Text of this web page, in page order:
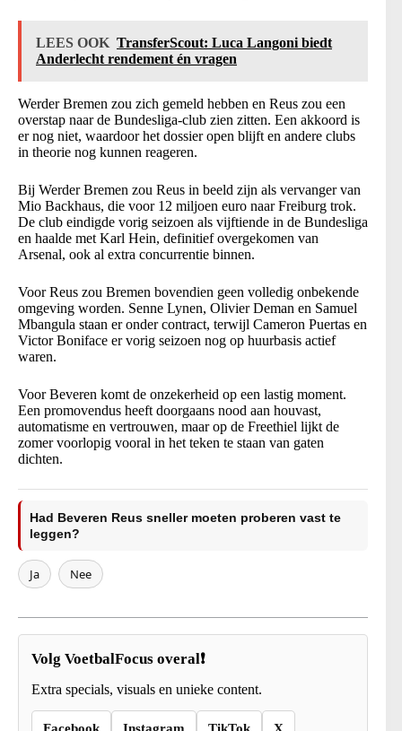
LEES OOK TransferScout: Luca Langoni biedt
Anderlecht rendement én vragen
Werder Bremen zou zich gemeld hebben en Reus zou een
overstap naar de Bundesliga-club zien zitten. Een akkoord is
er nog niet, waardoor het dossier open blijft en andere clubs
in theorie nog kunnen reageren.
Bij Werder Bremen zou Reus in beeld zijn als vervanger van
Mio Backhaus, die voor 12 miljoen euro naar Freiburg trok.
De club eindigde vorig seizoen als vijftiende in de Bundesliga
en haalde met Karl Hein, definitief overgekomen van
Arsenal, ook al extra concurrentie binnen.
Voor Reus zou Bremen bovendien geen volledig onbekende
omgeving worden. Senne Lynen, Olivier Deman en Samuel
Mbangula staan er onder contract, terwijl Cameron Puertas en
Victor Boniface er vorig seizoen nog op huurbasis actief
waren.
Voor Beveren komt de onzekerheid op een lastig moment.
Een promovendus heeft doorgaans nood aan houvast,
automatisme en vertrouwen, maar op de Freethiel lijkt de
zomer voorlopig vooral in het teken te staan van gaten
dichten.
Had Beveren Reus sneller moeten proberen vast te
leggen?
Ja Nee
Volg VoetbalFocus overal❗
Extra specials, visuals en unieke content.
Facebook Instagram TikTok X